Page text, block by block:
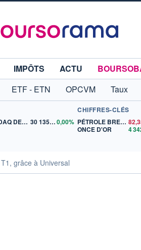
IMPÔTS ACTU
ETF - ETN OPCVM Taux
NASDAQ DEC26 30 135,000,00%
CHIFFRES-CLÉS
PÉTROLE BRENT
ONCE D'OR
grâce à Universal